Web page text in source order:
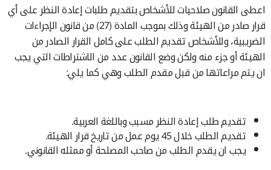
اعطى القانون صلاحيات للأشخاص بتقديم طلبات إعادة النظر على أي
قرار صادر من الهيئة وذلك بموجب المادة (27) من قانون الإجراءات
الضريبية، وللأشخاص تقديم الطلب على كامل القرار الصادر من
الهيئة أو جزء منه ولكن وضع القانون عدد من الاشتراطات التي يجب
ان يتم مراعاتها من قبل مقدم الطلب وهي كما يلي:
تقديم طلب إعادة النظر مسبب وباللغة العربية.
تقديم الطلب خلال 45 يوم عمل من تاريخ قرار الهيئة.
يجب ان يقدم الطلب من صاحب المصلحة أو ممثله القانوني.